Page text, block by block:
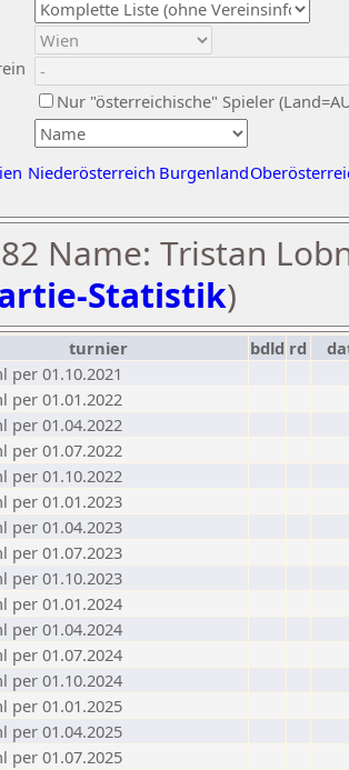
Nur "österreichische" Spieler
Niederösterreich Burgenland
Name: Tristan
Statistik)
turnier bdld rd
per 01.10.2021
per 01.01.2022
per 01.04.2022
per 01.07.2022
per 01.10.2022
per 01.01.2023
per 01.04.2023
per 01.07.2023
per 01.10.2023
per 01.01.2024
per 01.04.2024
per 01.07.2024
per 01.10.2024
per 01.01.2025
per 01.04.2025
per 01.07.2025